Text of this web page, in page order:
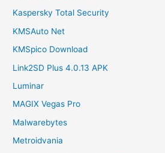
Kaspersky Total Security
KMSAuto Net
KMSpico Download
Link2SD Plus 4.0.13 APK
Luminar
MAGIX Vegas Pro
Malwarebytes
Metroidvania